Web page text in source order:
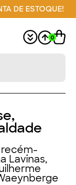
DE ESTOQUE!
0
recém-
Lavinas,